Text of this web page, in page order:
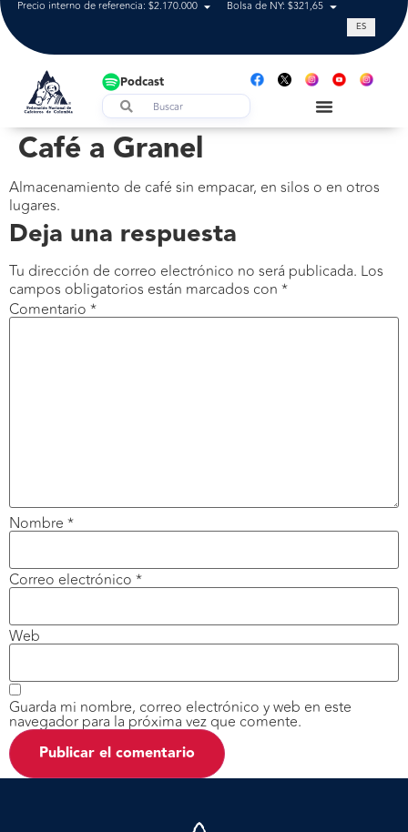
Precio interno de referencia: $2.170.000 Bolsa de NY: $321,65 Tasa de
ES
Podcast
Café a Granel
Almacenamiento de café sin empacar, en silos o en otros
lugares.
Deja una respuesta
Tu dirección de correo electrónico no será publicada. Los
campos obligatorios están marcados con *
Comentario *
Nombre *
Correo electrónico *
Web
Guarda mi nombre, correo electrónico y web en este
navegador para la próxima vez que comente.